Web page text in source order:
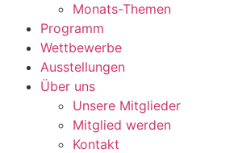
Monats-Themen
Programm
Wettbewerbe
Ausstellungen
Über uns
Unsere Mitglieder
Mitglied werden
Kontakt